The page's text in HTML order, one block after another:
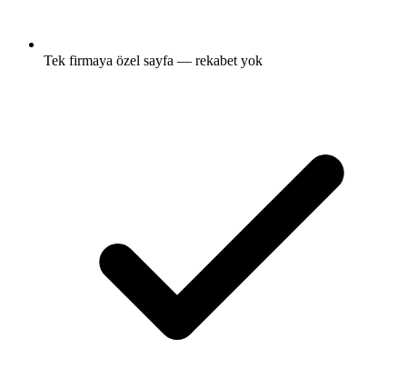
Tek firmaya özel sayfa — rekabet yok